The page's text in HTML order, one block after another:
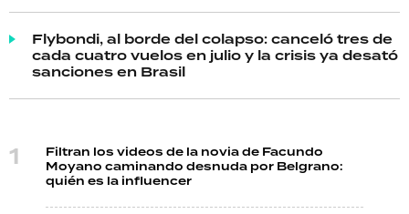
Flybondi, al borde del colapso: canceló tres de
cada cuatro vuelos en julio y la crisis ya desató
sanciones en Brasil
Filtran los videos de la novia de Facundo
Moyano caminando desnuda por Belgrano:
quién es la influencer